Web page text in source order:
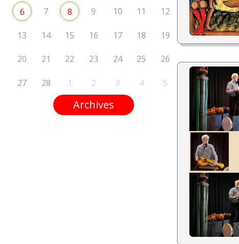
6 7 8 9 10 11 12
13 14 15 16 17 18 19
20 21 22 23 24 25 26
27 28 1 2 3 4 5
Archives